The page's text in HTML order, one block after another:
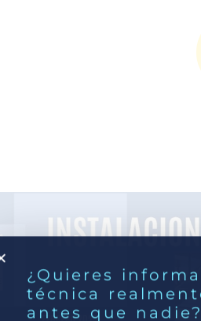
¿Quieres
técnica
antes que nadie?